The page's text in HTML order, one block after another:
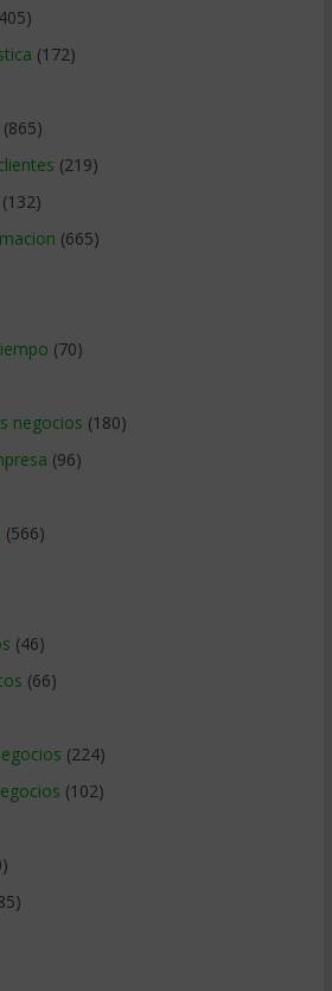
(172)
(865)
(219)
(132)
(665)
(70)
negocios (180)
(96)
(566)
(46)
(66)
(224)
(102)